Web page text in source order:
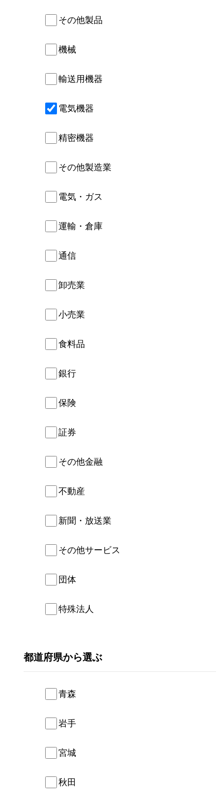
その他製品
機械
輸送用機器
電気機器
精密機器
その他製造業
電気・ガス
運輸・倉庫
通信
卸売業
小売業
食料品
銀行
保険
証券
その他金融
不動産
新聞・放送業
その他サービス
団体
特殊法人
都道府県
青森
岩手
宮城
秋田